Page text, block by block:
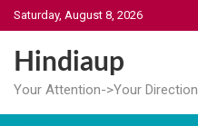
Skip
to
content
Saturday, August 8, 2026
Hindiaup
Your Attention->Your Direction